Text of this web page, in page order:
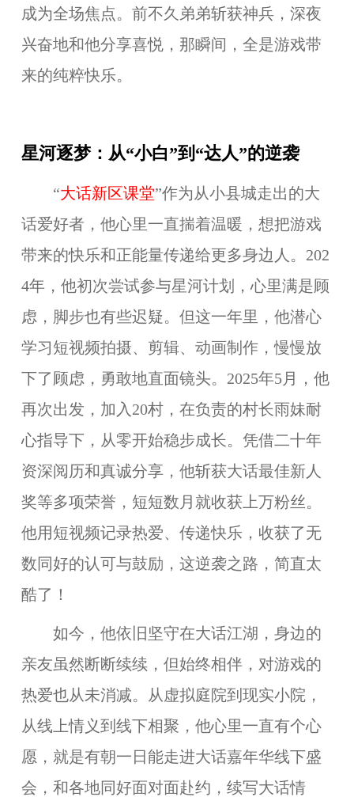
成为全场焦点。前不久弟弟斩获神兵，深夜
兴奋地和他分享喜悦，那瞬间，全是游戏带
来的纯粹快乐。
星河逐梦：从“小白”到“达人”的逆袭
“大话新区课堂”作为从小县城走出的大
话爱好者，他心里一直揣着温暖，想把游戏
带来的快乐和正能量传递给更多身边人。202
4年，他初次尝试参与星河计划，心里满是顾
虑，脚步也有些迟疑。但这一年里，他潜心
学习短视频拍摄、剪辑、动画制作，慢慢放
下了顾虑，勇敢地直面镜头。2025年5月，他
再次出发，加入20村，在负责的村长雨妹耐
心指导下，从零开始稳步成长。凭借二十年
资深阅历和真诚分享，他斩获大话最佳新人
奖等多项荣誉，短短数月就收获上万粉丝。
他用短视频记录热爱、传递快乐，收获了无
数同好的认可与鼓励，这逆袭之路，简直太
酷了！
如今，他依旧坚守在大话江湖，身边的
亲友虽然断断续续，但始终相伴，对游戏的
热爱也从未消减。从虚拟庭院到现实小院，
从线上情义到线下相聚，他心里一直有个心
愿，就是有朝一日能走进大话嘉年华线下盛
会，和各地同好面对面赴约，续写大话情